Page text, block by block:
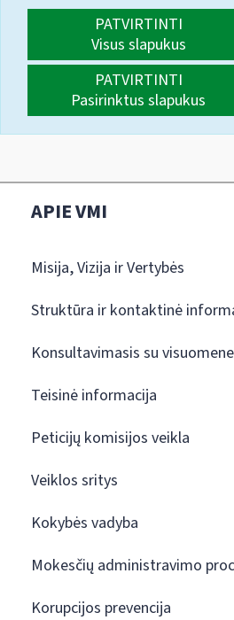
PATVIRTINTI
Visus slapukus
PATVIRTINTI
Pasirinktus slapukus
APIE VMI
Misija, Vizija ir Vertybės
Struktūra ir kontaktinė
Konsultavimasis su visuomene
Teisinė informacija
Peticijų komisijos veikla
Veiklos sritys
Kokybės vadyba
Mokesčių administravimo
Korupcijos prevencija